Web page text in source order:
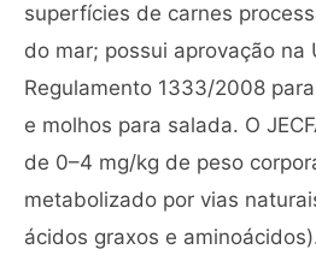
superfícies de carnes
do mar; possui aprovação na
Regulamento 1333/2008
e molhos para salada. O
de 0–4 mg/kg de peso
metabolizado por vias
ácidos graxos e